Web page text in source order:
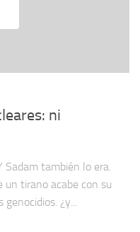
ni
Sadam también lo era.
un tirano acabe con su
¿y...